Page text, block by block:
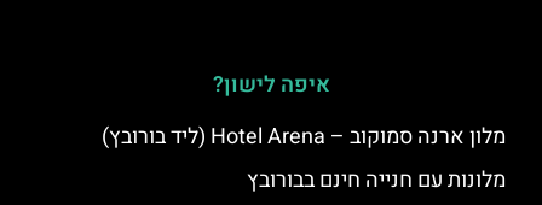
איפה לישון?
מלון ארנה סמוקוב – Hotel Arena (ליד בורובץ)
מלונות עם חנייה חינם בבורובץ